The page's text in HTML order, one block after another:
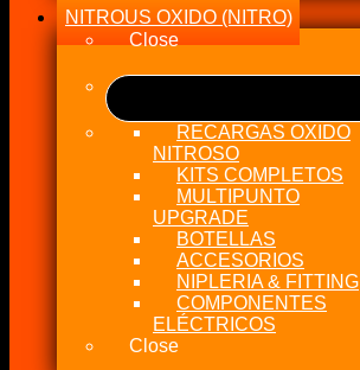
NITROUS OXIDO (NITRO)
Close
RECARGAS OXIDO
NITROSO
KITS COMPLETOS
MULTIPUNTO
UPGRADE
BOTELLAS
ACCESORIOS
NIPLERIA & FITTING
COMPONENTES
ELÉCTRICOS
Close